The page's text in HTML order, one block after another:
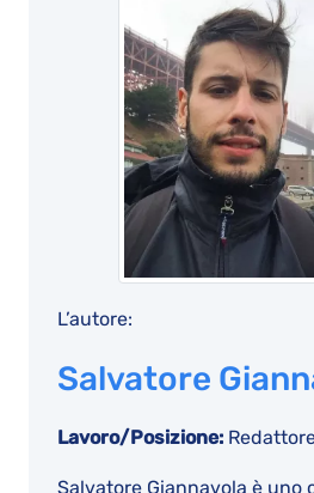
L’autore:
Salvatore
Lavoro/Posizione:
Salvatore Giannavola è uno